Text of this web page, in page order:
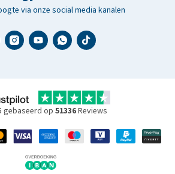
via onze social media kanalen
gebaseerd op 51336Reviews